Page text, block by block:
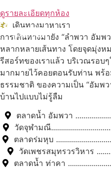
ดูรายละเอียดทุกห้อง
เดินทางมาหาเรา
การเดินทางมายัง “ลำพวา อัมพ
หลากหลายเส้นทาง โดยจุดมุ่งห
รีสอร์ทของเราแล้ว บริเวณรอบ
มากมายไว้คอยตอนรับท่าน พร้
ธรรมชาติ ของความเป็น “อัมพ
บ้านไปแบบไม่รู้ลืม
ตลาดน้ำ อัมพวา
วัดจุฬามณี
ตลาดร่มหุบ
วัดเพชรสมุทรวรวิหาร
ตลาดน้ำ ท่าคา
"ตลาดน้ำอัมพวา"
ดูทั้งหมด